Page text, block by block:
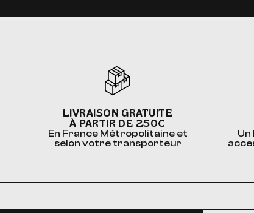
LIVRAISON GRATUITE
À PARTIR DE 250€
En France Métropolitaine et
selon votre transporteur